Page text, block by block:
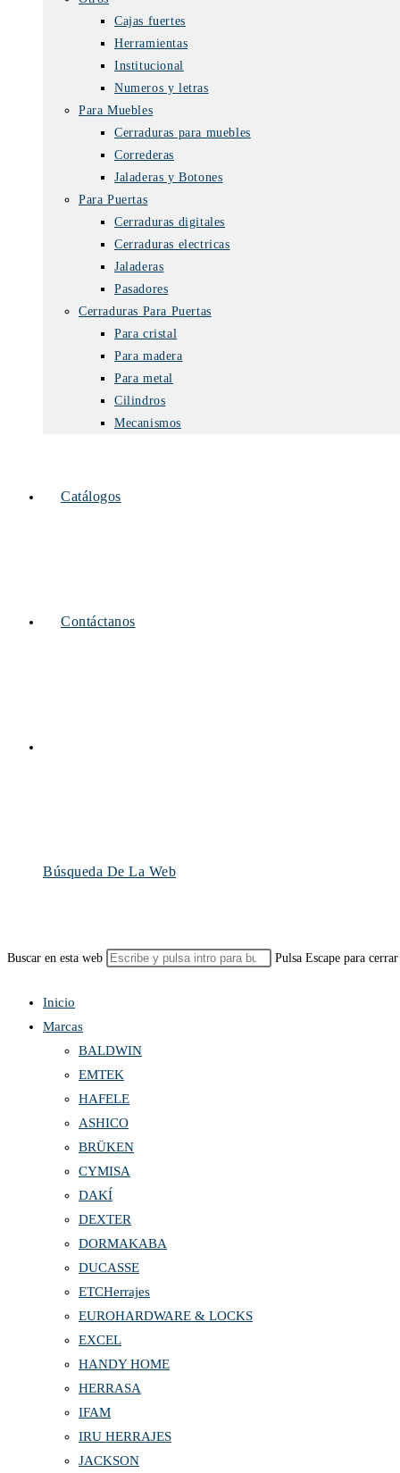
Cajas fuertes
Herramientas
Institucional
Numeros y letras
Para Muebles
Cerraduras para muebles
Correderas
Jaladeras y Botones
Para Puertas
Cerraduras digitales
Cerraduras electricas
Jaladeras
Pasadores
Cerraduras Para Puertas
Para cristal
Para madera
Para metal
Cilindros
Mecanismos
Catálogos
Contáctanos
Búsqueda De La Web
Buscar en esta web Pulsa Escape para
Inicio
Marcas
BALDWIN
EMTEK
HAFELE
ASHICO
BRÜKEN
CYMISA
DAKÍ
DEXTER
DORMAKABA
DUCASSE
ETCHerrajes
EUROHARDWARE & LOCKS
EXCEL
HANDY HOME
HERRASA
IFAM
IRU HERRAJES
JACKSON